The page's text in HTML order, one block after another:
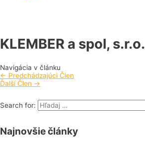
KLEMBER a spol, s.r.o.
Navigácia v článku
← Predchádzajúci Člen
Ďalší Člen →
Search for:
Najnovšie články